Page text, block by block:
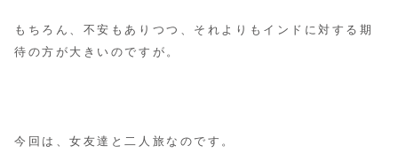
もちろん、不安もありつつ、それよりもインドに対する期
待の方が大きいのですが。
今回は、女友達と二人旅なのです。